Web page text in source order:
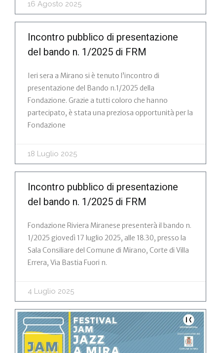
16 Agosto 2025
Incontro pubblico di presentazione
del bando n. 1/2025 di FRM
Ieri sera a Mirano si è tenuto l’incontro di
presentazione del Bando n.1/2025 della
Fondazione. Grazie a tutti coloro che hanno
partecipato, è stata una preziosa opportunità per la
Fondazione
18 Luglio 2025
Incontro pubblico di presentazione
del bando n. 1/2025 di FRM
Fondazione Riviera Miranese presenterà il bando n.
1/2025 giovedì 17 luglio 2025, alle 18.30, presso la
Sala Consiliare del Comune di Mirano, Corte di Villa
Errera, Via Bastia Fuori n.
4 Luglio 2025